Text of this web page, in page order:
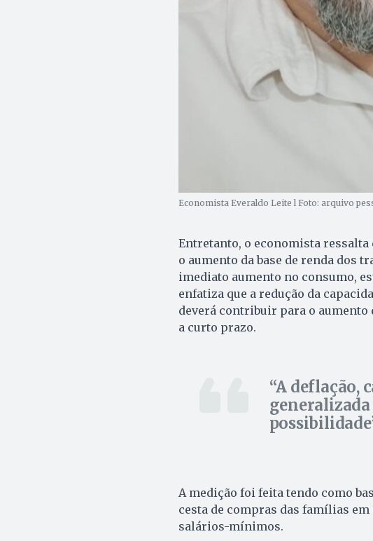
Economista Everaldo Leite l Foto: arquivo
Entretanto, o economista ressalta
o aumento da base de renda dos
imediato aumento no consumo,
enfatiza que a redução da
deverá contribuir para o
a curto prazo.
A deflação,
generalizada
possibilidade
A medição foi feita tendo como
cesta de compras das famílias
salários-mínimos.